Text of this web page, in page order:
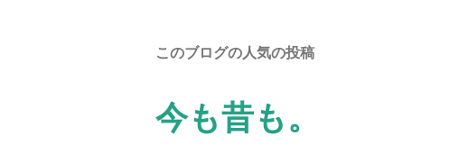
このブログの人気の投稿
今も昔も。